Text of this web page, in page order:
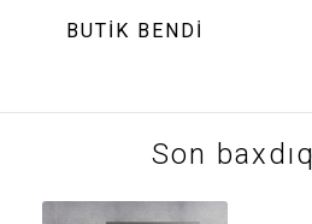
BUTIK BENDİ
Son